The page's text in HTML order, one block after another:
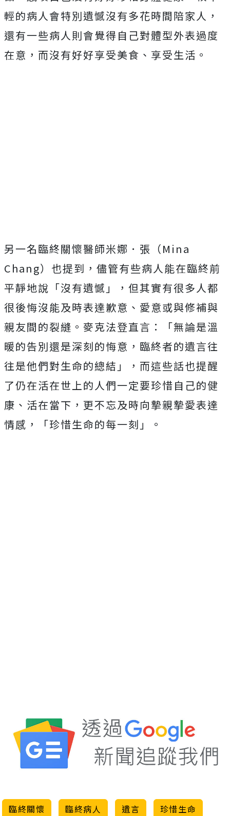
輕的病人會特別遺憾沒有多花時間陪家人，
還有一些病人則會覺得自己對體型外表過度
在意，而沒有好好享受美食、享受生活。
另一名臨終關懷醫師米娜．張（Mina
Chang）也提到，儘管有些病人能在臨終前
平靜地說「沒有遺憾」，但其實有很多人都
很後悔沒能及時表達歉意、愛意或與修補與
親友間的裂縫。麥克法登直言：「無論是溫
暖的告別還是深刻的悔意，臨終者的遺言往
往是他們對生命的總結」，而這些話也提醒
了仍在活在世上的人們一定要珍惜自己的健
康、活在當下，更不忘及時向摯親摯愛表達
情感，「珍惜生命的每一刻」。
臨終關懷 臨終病人 遺言
珍惜生命